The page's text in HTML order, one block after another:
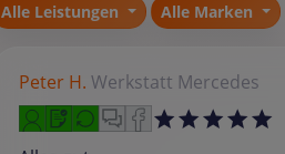
Alle Leistungen Alle Marken
Peter H. Werkstatt Mercedes